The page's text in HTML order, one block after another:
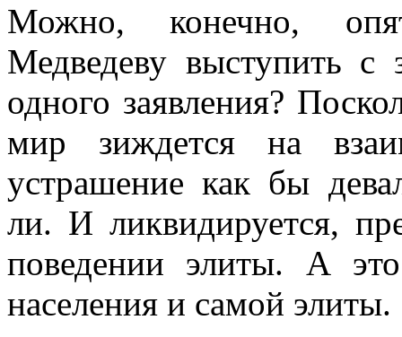
Можно, конечно,
Медведеву выступить с
одного заявления?
мир зиждется на
устрашение как бы
ли. И ликвидируется,
поведении элиты. А
населения и самой элиты.